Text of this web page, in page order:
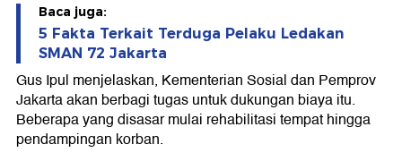
Baca juga:
5 Fakta Terkait Terduga Pelaku Ledakan
SMAN 72 Jakarta
Gus Ipul menjelaskan, Kementerian Sosial dan Pemprov
Jakarta akan berbagi tugas untuk dukungan biaya itu.
Beberapa yang disasar mulai rehabilitasi tempat hingga
pendampingan korban.